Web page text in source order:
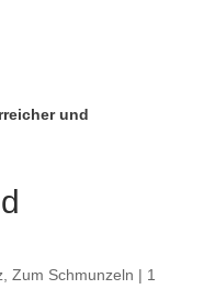
und
, Zum Schmunzeln | 1